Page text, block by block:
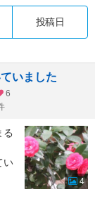
投稿日
いました
6
る
い
4